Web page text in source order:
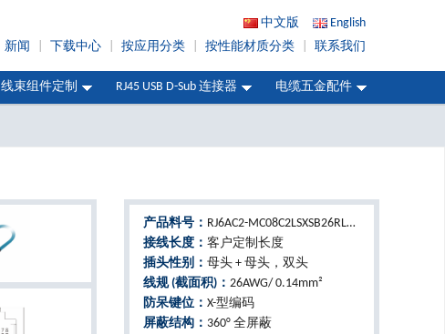
中文版
English
新闻 下载中心 按应用分类 按性能材质分类 联系我们
线束组件定制 RJ45 USB D-Sub 连接器 电缆五金配件
产品料号：
RJ6AC2-MC08C2LSXSB26RLBxx
接线长度： 客户定制长度
插头性别： 母头 + 母头，双头
线规 (截面积)： 26AWG/ 0.14mm²
防呆键位： X-型编码
屏蔽结构： 360° 全屏蔽